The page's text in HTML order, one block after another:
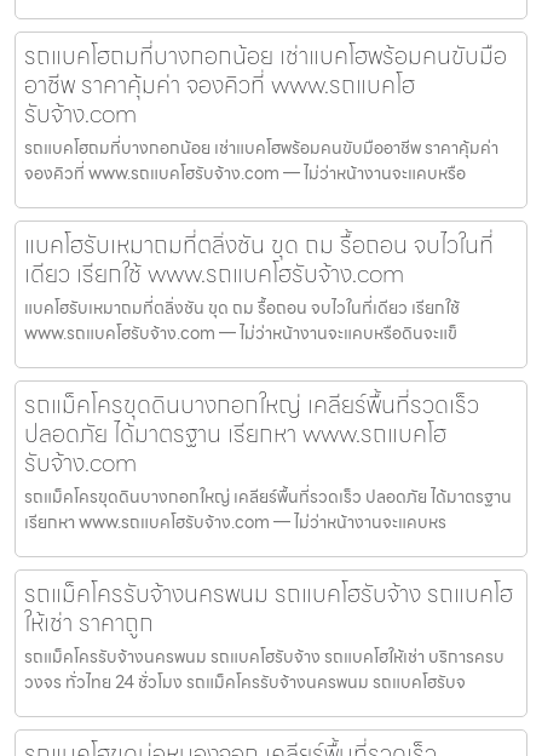
รถแบคโฮถมที่บางกอกน้อย เช่าแบคโฮพร้อมคนขับมือ
อาชีพ ราคาคุ้มค่า จองคิวที่ www.รถแบคโฮ
รับจ้าง.com
รถแบคโฮถมที่บางกอกน้อย เช่าแบคโฮพร้อมคนขับมืออาชีพ ราคาคุ้มค่า
จองคิวที่ www.รถแบคโฮรับจ้าง.com — ไม่ว่าหน้างานจะแคบหรือ
แบคโฮรับเหมาถมที่ตลิ่งชัน ขุด ถม รื้อถอน จบไวในที่
เดียว เรียกใช้ www.รถแบคโฮรับจ้าง.com
แบคโฮรับเหมาถมที่ตลิ่งชัน ขุด ถม รื้อถอน จบไวในที่เดียว เรียกใช้
www.รถแบคโฮรับจ้าง.com — ไม่ว่าหน้างานจะแคบหรือดินจะแข็
รถแม็คโครขุดดินบางกอกใหญ่ เคลียร์พื้นที่รวดเร็ว
ปลอดภัย ได้มาตรฐาน เรียกหา www.รถแบคโฮ
รับจ้าง.com
รถแม็คโครขุดดินบางกอกใหญ่ เคลียร์พื้นที่รวดเร็ว ปลอดภัย ได้มาตรฐาน
เรียกหา www.รถแบคโฮรับจ้าง.com — ไม่ว่าหน้างานจะแคบหร
รถแม็คโครรับจ้างนครพนม รถแบคโฮรับจ้าง รถแบคโฮ
ให้เช่า ราคาถูก
รถแม็คโครรับจ้างนครพนม รถแบคโฮรับจ้าง รถแบคโฮให้เช่า บริการครบ
วงจร ทั่วไทย 24 ชั่วโมง รถแม็คโครรับจ้างนครพนม รถแบคโฮรับจ